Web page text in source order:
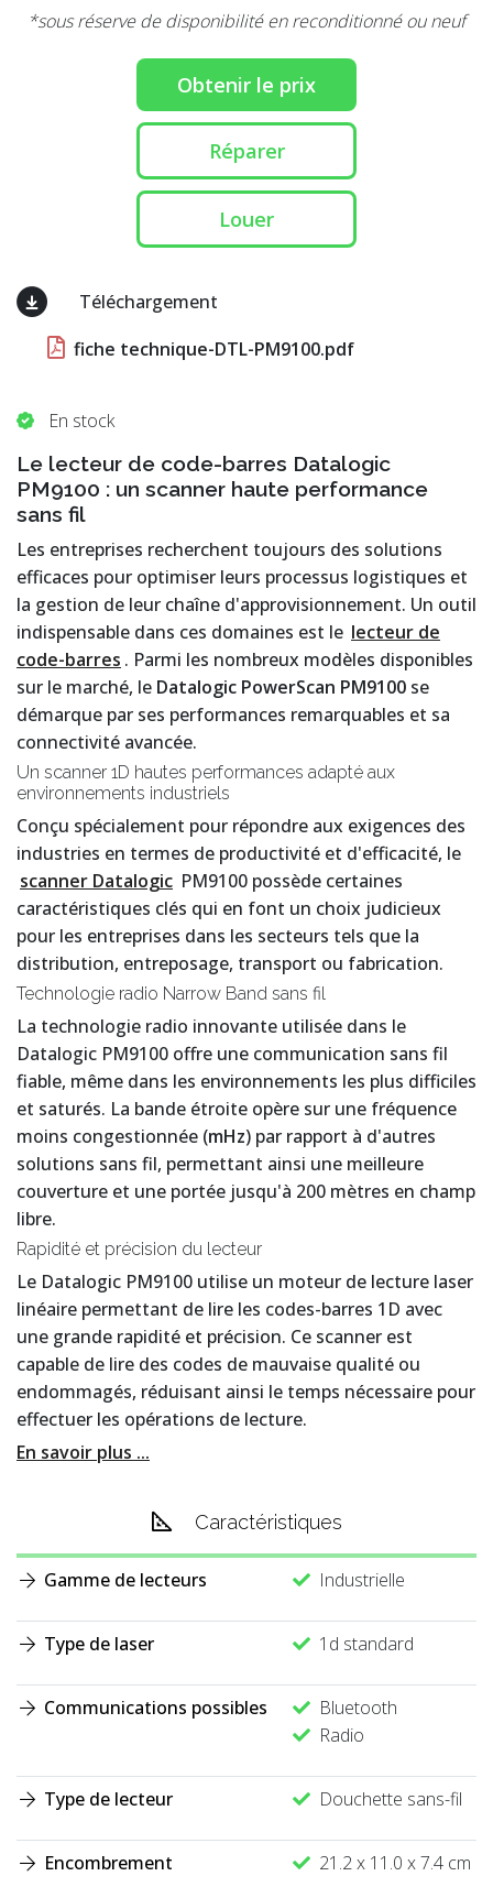
*sous réserve de disponibilité en reconditionné ou neuf
Obtenir le prix
Réparer
Louer
Téléchargement
fiche technique-DTL-PM9100.pdf
En stock
Le lecteur de code-barres Datalogic
PM9100 : un scanner haute performance
sans fil
Les entreprises recherchent toujours des solutions
efficaces pour optimiser leurs processus logistiques et
la gestion de leur chaîne d'approvisionnement. Un outil
indispensable dans ces domaines est le lecteur de
code-barres . Parmi les nombreux modèles disponibles
sur le marché, le Datalogic PowerScan PM9100 se
démarque par ses performances remarquables et sa
connectivité avancée.
Un scanner 1D hautes performances adapté aux
environnements industriels
Conçu spécialement pour répondre aux exigences des
industries en termes de productivité et d'efficacité, le
scanner Datalogic PM9100 possède certaines
caractéristiques clés qui en font un choix judicieux
pour les entreprises dans les secteurs tels que la
distribution, entreposage, transport ou fabrication.
Technologie radio Narrow Band sans fil
La technologie radio innovante utilisée dans le
Datalogic PM9100 offre une communication sans fil
fiable, même dans les environnements les plus difficiles
et saturés. La bande étroite opère sur une fréquence
moins congestionnée (mHz) par rapport à d'autres
solutions sans fil, permettant ainsi une meilleure
couverture et une portée jusqu'à 200 mètres en champ
libre.
Rapidité et précision du lecteur
Le Datalogic PM9100 utilise un moteur de lecture laser
linéaire permettant de lire les codes-barres 1D avec
une grande rapidité et précision. Ce scanner est
capable de lire des codes de mauvaise qualité ou
endommagés, réduisant ainsi le temps nécessaire pour
effectuer les opérations de lecture.
En savoir plus ...
Caractéristiques
Gamme de lecteurs Industrielle
Type de laser 1d standard
Communications possibles
Bluetooth
Radio
Type de lecteur Douchette sans-fil
Encombrement 21.2 x 11.0 x 7.4 cm